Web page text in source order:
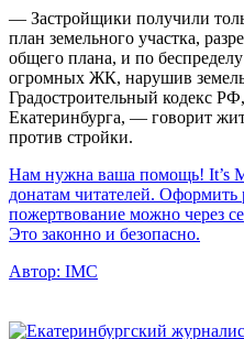
— Застройщики получили
план земельного участка,
общего плана, и по
огромных ЖК, нарушив
Градостроительный кодекс
Екатеринбурга, — говорит
против стройки.
Нам нужна ваша помощь! It’s
донатам читателей. Оформить
пожертвование можно через
Это законно и безопасно.
Автор: IMC